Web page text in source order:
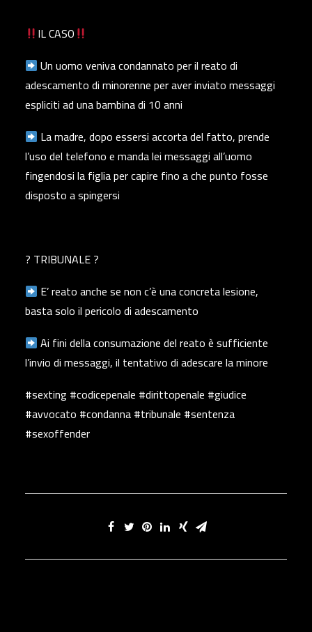
IL CASO
Un uomo veniva condannato per il reato di
adescamento di minorenne per aver inviato messaggi
espliciti ad una bambina di 10 anni
La madre, dopo essersi accorta del fatto, prende
l’uso del telefono e manda lei messaggi all’uomo
fingendosi la figlia per capire fino a che punto fosse
disposto a spingersi
? TRIBUNALE ?
E’ reato anche se non c’è una concreta lesione,
basta solo il pericolo di adescamento
Ai fini della consumazione del reato è sufficiente
l’invio di messaggi, il tentativo di adescare la minore
#sexting #codicepenale #dirittopenale #giudice
#avvocato #condanna #tribunale #sentenza
#sexoffender